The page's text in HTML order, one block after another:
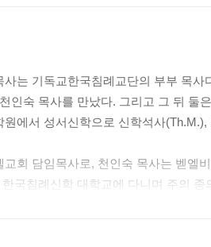
는 기독교한국침례교단의 부부 목
인숙 목사를 만났다. 그리고 그 뒤 둘
원에서 성서신학으로 신학석사
교회 담임목사로, 천인숙 목사는 벧엘
국침례신학 대학교에 다니며 주의
. ‘민족으로, 세계로, 열방으로’의 비